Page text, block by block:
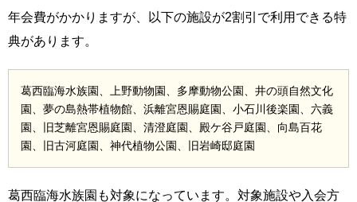
年会費がかかりますが、以下の施設が2割引で利用できる特
典があります。
葛西臨海水族園、上野動物園、多摩動物公園、井の頭自然文化
園、夢の島熱帯植物館、浜離宮恩賜庭園、小石川後楽園、六義
園、旧芝離宮恩賜庭園、清澄庭園、殿ケ谷戸庭園、向島百花
園、旧古河庭園、神代植物公園、旧岩崎邸庭園
葛西臨海水族園も対象になっています。対象施設や入会方